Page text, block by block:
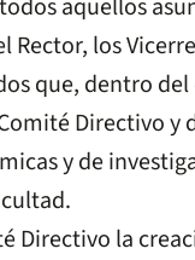
aquellos
Rector, los
que, dentro
Directivo y
y de
Directivo la